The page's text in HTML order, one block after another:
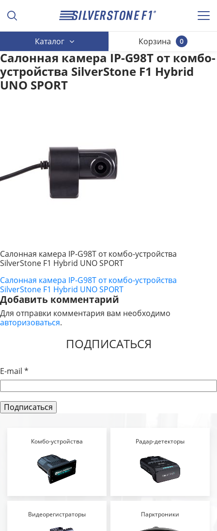
Каталог 0
Корзина
Салонная камера IP-G98T от комбо-
устройства SilverStone F1 Hybrid
UNO SPORT
Салонная камера IP-G98T от комбо-устройства
SilverStone F1 Hybrid UNO SPORT
НАВИГАЦИЯ
ПО
ЗАПИСЯМ
Салонная камера IP-G98T от комбо-устройства
SilverStone F1 Hybrid UNO SPORT
Добавить комментарий
Для отправки комментария вам необходимо
авторизоваться.
ПОДПИСАТЬСЯ
E-mail *
Комбо-устройства Радар-детекторы
Видеорегистраторы Парктроники